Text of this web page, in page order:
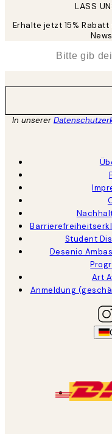
LASS
Erhalte jetzt 15%
In unserer
Student
Desenio
Art
Anmeldung